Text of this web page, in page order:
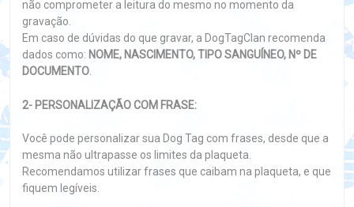
não comprometer a leitura do mesmo no momento da
gravação.
Em caso de dúvidas do que gravar, a DogTagClan recomenda
dados como: NOME, NASCIMENTO, TIPO SANGUÍNEO, Nº DE
DOCUMENTO
2- PERSONALIZAÇÃO COM FRASE:
Você pode personalizar sua Dog Tag com frases, desde que a
mesma não ultrapasse os limites da plaqueta.
Recomendamos utilizar frases que caibam na plaqueta, e que
fiquem legíveis.